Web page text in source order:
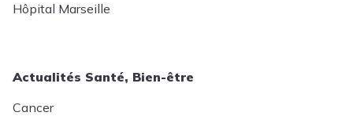
Hôpital Marseille
Actualités Santé, Bien-être
Cancer